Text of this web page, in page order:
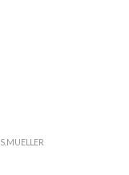
S.MUELLER